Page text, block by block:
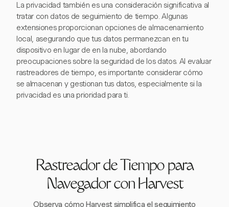
La privacidad también es una consideración significativa al
tratar con datos de seguimiento de tiempo. Algunas
extensiones proporcionan opciones de almacenamiento
local, asegurando que tus datos permanezcan en tu
dispositivo en lugar de en la nube, abordando
preocupaciones sobre la seguridad de los datos. Al evaluar
rastreadores de tiempo, es importante considerar cómo
se almacenan y gestionan tus datos, especialmente si la
privacidad es una prioridad para ti.
Rastreador de Tiempo para
Navegador con Harvest
Observa cómo Harvest simplifica el seguimiento